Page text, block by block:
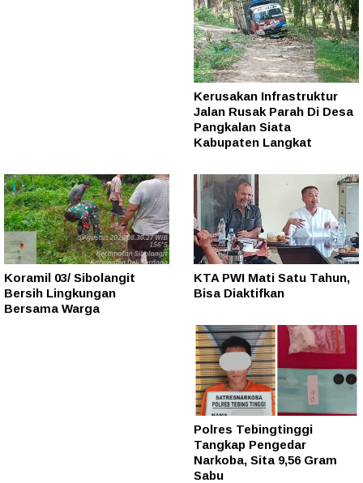
Kerusakan Infrastruktur
Jalan Rusak Parah Di Desa
Pangkalan Siata
Kabupaten Langkat
Koramil 03/ Sibolangit
Bersih Lingkungan
Bersama Warga
KTA PWI Mati Satu Tahun,
Bisa Diaktifkan
Polres Tebingtinggi
Tangkap Pengedar
Narkoba, Sita 9,56 Gram
Sabu